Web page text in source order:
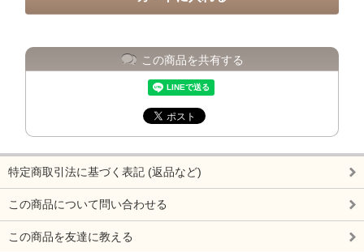
この商品を共有する
特定商取引法に基づく表記 (返品など)
この商品について問い合わせる
この商品を友達に教える